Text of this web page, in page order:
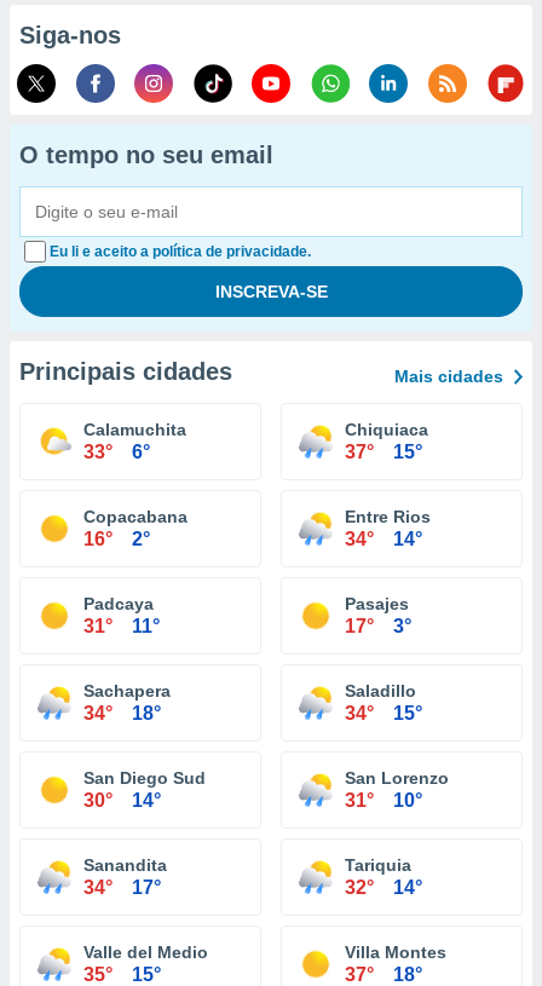
Siga-nos
O tempo no seu email
Eu li e aceito a política de privacidade.
Principais cidades Mais cidades
Calamuchita
33° 6°
Chiquiaca
37° 15°
Copacabana
16° 2°
Entre Rios
34° 14°
Padcaya
31° 11°
Pasajes
17° 3°
Sachapera
34° 18°
Saladillo
34° 15°
San Diego Sud
30° 14°
San Lorenzo
31° 10°
Sanandita
34° 17°
Tariquia
32° 14°
Valle del Medio
35° 15°
Villa Montes
37° 18°